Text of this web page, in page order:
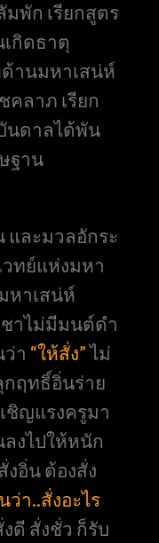
พัก เรียกสูตร
กิดธาตุ
านมหาเสน่ห์
ลาภ เรียก
นดาลได้พัน
ฐาน
และมวลอักระ
ทย์แห่งมหา
หาเสน่ห์
าไม่มีมนต์ดำ
า “ให้สั่ง”ไม่
กฤทธิ์อิ่นร่าย
ชิญแรงครูมา
งไปให้หนัก
อิ่น ต้องสั่ง
ว่า..สั่งอะไร
งดี สั่งชั่ว ก็รับ